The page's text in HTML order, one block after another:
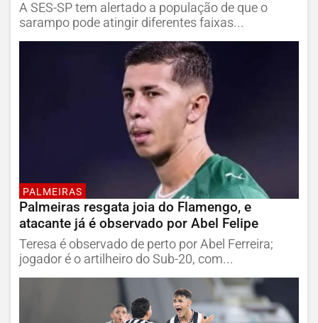
A SES-SP tem alertado a população de que o
sarampo pode atingir diferentes faixas...
PALMEIRAS
Palmeiras resgata joia do Flamengo, e
atacante já é observado por Abel Felipe
Teresa é observado de perto por Abel Ferreira;
jogador é o artilheiro do Sub-20, com...